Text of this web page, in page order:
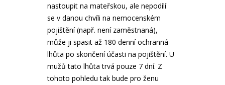
nastoupit na mateřskou, ale nepodílí
se v danou chvíli na nemocenském
pojištění (např. není zaměstnaná),
může ji spasit až 180 denní ochranná
lhůta po skončení účasti na pojištění. U
mužů tato lhůta trvá pouze 7 dní. Z
tohoto pohledu tak bude pro ženu